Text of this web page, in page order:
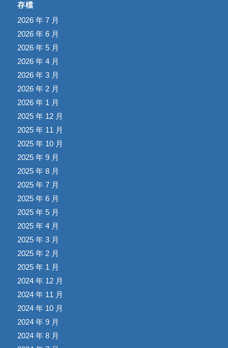
存檔
2026 年 7 月
2026 年 6 月
2026 年 5 月
2026 年 4 月
2026 年 3 月
2026 年 2 月
2026 年 1 月
2025 年 12 月
2025 年 11 月
2025 年 10 月
2025 年 9 月
2025 年 8 月
2025 年 7 月
2025 年 6 月
2025 年 5 月
2025 年 4 月
2025 年 3 月
2025 年 2 月
2025 年 1 月
2024 年 12 月
2024 年 11 月
2024 年 10 月
2024 年 9 月
2024 年 8 月